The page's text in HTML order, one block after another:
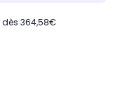
dès 364,58€